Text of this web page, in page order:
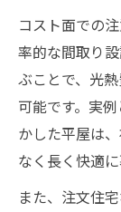
コスト面での
率的な間取り
ぶことで、光
可能です。実
かした平屋は
なく長く快適
また、注文住